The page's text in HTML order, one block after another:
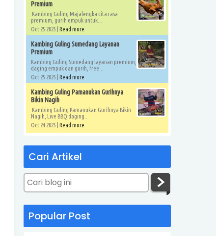
Premium
Kambing Guling Majalengka cita rasa
premium, gurih empuk untuk...
Oct 25 2025 | Read more
Kambing Guling Sumedang Layanan
Premium
Kambing Guling Sumedang layanan premium,
daging empuk dan gurih, free...
Oct 25 2025 | Read more
Kambing Guling Pamanukan Gurihnya
Bikin Nagih
Kambing Guling Pamanukan Gurihnya Bikin
Nagih, Live BBQ daging...
Oct 24 2025 | Read more
Cari Artikel
Popular Post